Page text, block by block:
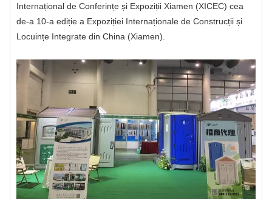
Internațional de Conferințe și Expoziții Xiamen (XICEC) cea
de-a 10-a ediție a Expoziției Internaționale de Construcții și
Locuințe Integrate din China (Xiamen).